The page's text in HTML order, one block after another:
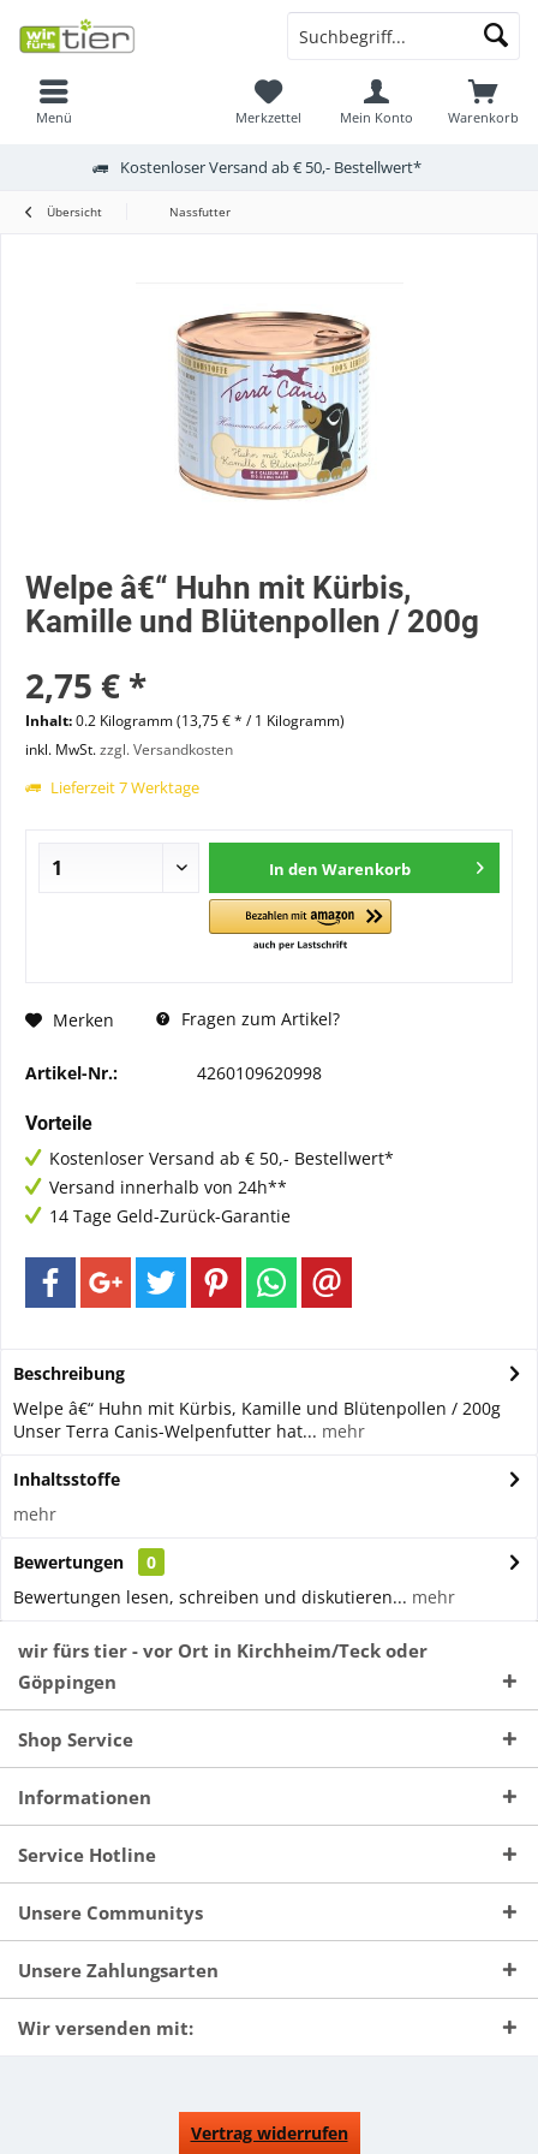
Menü Warenkorb
Merkzettel Mein Konto
Kostenloser Versand ab € 50,- Bestellwert*
Übersicht Nassfutter
Welpe â€“ Huhn mit Kürbis,
Kamille und Blütenpollen / 200g
2,75 € *
Inhalt:0.2 Kilogramm (13,75 € * / 1 Kilogramm)
inkl. MwSt.zzgl. Versandkosten
Lieferzeit 7 Werktage
In den Warenkorb
Merken Fragen zum Artikel?
Artikel-Nr.: 4260109620998
Vorteile
Kostenloser Versand ab € 50,- Bestellwert*
Versand innerhalb von 24h**
14 Tage Geld-Zurück-Garantie
Beschreibung
Welpe â€“ Huhn mit Kürbis, Kamille und Blütenpollen / 200g
Unser Terra Canis-Welpenfutter hat... mehr
Inhaltsstoffe
mehr
Bewertungen
0
Bewertungen lesen, schreiben und diskutieren... mehr
wir fürs tier - vor Ort in Kirchheim/Teck oder
Göppingen
Shop Service
Informationen
Service Hotline
Unsere Communitys
Unsere Zahlungsarten
Wir versenden mit:
Vertrag widerrufen